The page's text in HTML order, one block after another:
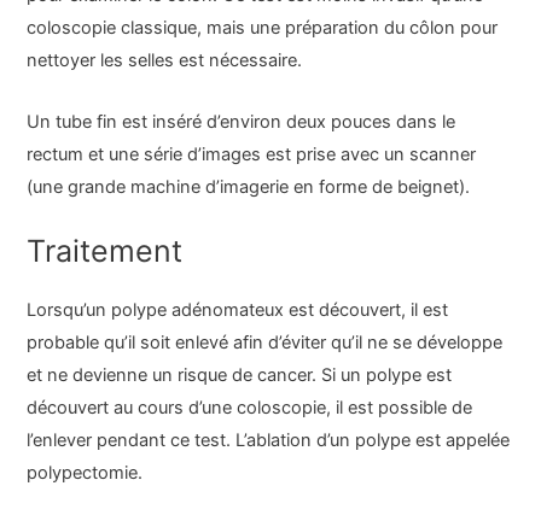
coloscopie classique, mais une préparation du côlon pour
nettoyer les selles est nécessaire.
Un tube fin est inséré d’environ deux pouces dans le
rectum et une série d’images est prise avec un scanner
(une grande machine d’imagerie en forme de beignet).
Traitement
Lorsqu’un polype adénomateux est découvert, il est
probable qu’il soit enlevé afin d’éviter qu’il ne se développe
et ne devienne un risque de cancer. Si un polype est
découvert au cours d’une coloscopie, il est possible de
l’enlever pendant ce test. L’ablation d’un polype est appelée
polypectomie.